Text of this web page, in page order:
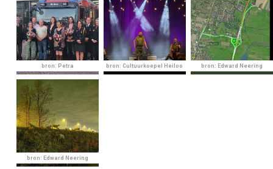
bron: Petra bron: Cultuurkoepel Heiloo bron: Edward Neering
bron: Edward Neering